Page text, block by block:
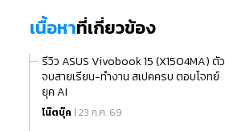
เนื้อหาที่เกี่ยวข้อง
รีวิว ASUS Vivobook 15 (X1504MA) ตัว
จบสายเรียน-ทำงาน สเปคครบ ตอบโจทย์
ยุค AI
โน๊ตบุ๊ค | 23 ก.ค. 69